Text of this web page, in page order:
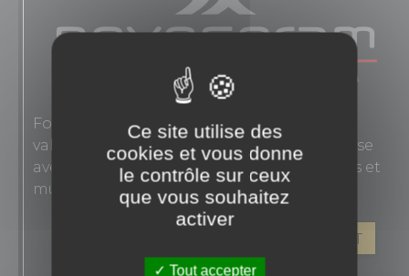
Fondée en 1863, Novoceram interprète les
valeurs authentiques de l'élégance française
avec des carreaux en grès cérame pour sols et
murs.
VOIR LES PRODUITS DE CE FABRICANT
Ce site utilise des
cookies et vous donne
le contrôle sur ceux
que vous souhaitez
activer
Tout accepter